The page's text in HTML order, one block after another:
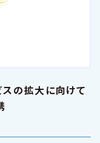
の拡大に向けて